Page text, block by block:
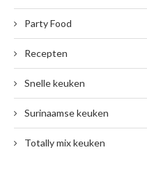
Party Food
Recepten
Snelle keuken
Surinaamse keuken
Totally mix keuken